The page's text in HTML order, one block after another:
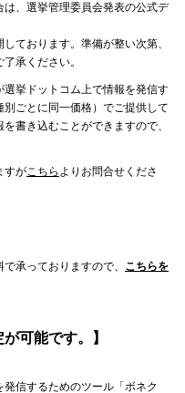
、選挙管理委員会発表の公式デ
ております。準備が整い次第、
承ください。
挙ドットコム上で情報を発信す
別ごとに同一価格）でご提供して
書き込むことができますので、
すがこちら よりお問合せくださ
承っておりますので、 こちらを
可能です。】
信するためのツール「ボネク